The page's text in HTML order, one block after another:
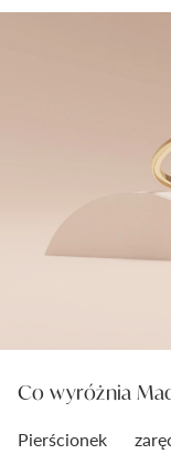
Co wyróżnia
Pierścionek